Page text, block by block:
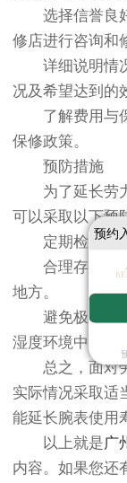
选择信誉良好
修店进行咨询和
详细说明情况
况及希望达到的
了解费用与保
保修政策。
预防措施
为了延长劳力
可以采取以下预
定期检查：定
合理存放：不
地方。
避免极端环境
湿度环境中。
总之，面对劳
实际情况采取适
能延长腕表使用
以上就是广
内容。如果您还
预约